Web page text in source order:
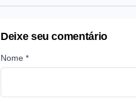
Deixe seu comentário
Nome *